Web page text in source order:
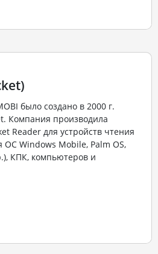
было создано в 2000 г.
Компания производила
Reader для устройств чтения
ОС Windows Mobile, Palm OS,
КПК, компьютеров и